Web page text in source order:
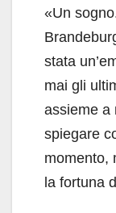
«Un
stata
mai gli
assieme a
spiegare
momento,
la fortuna